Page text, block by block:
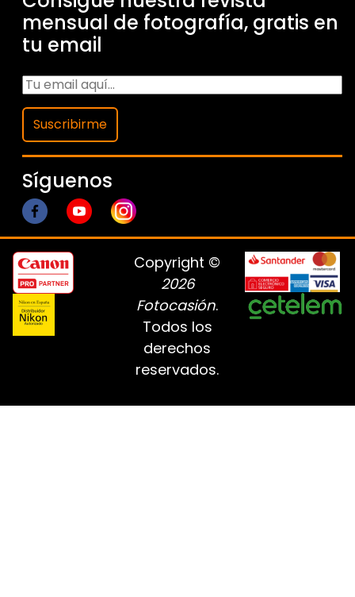
mensual de fotografía, gratis en
tu email
Suscribirme
Síguenos
Copyright ©
2026
Fotocasión.
Todos los
derechos
reservados.